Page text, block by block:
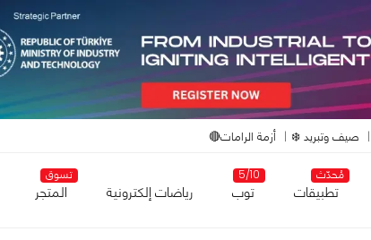
صيف وتبريد ❄️ أزمة الرامات🔴
مُحدّث
تطبيقات
5/10
توب رياضات إلكترونية
تسوق
المتجر